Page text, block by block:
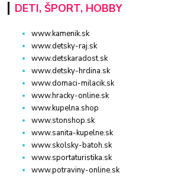
DETI, ŠPORT, HOBBY
www.kamenik.sk
www.detsky-raj.sk
www.detskaradost.sk
www.detsky-hrdina.sk
www.domaci-milacik.sk
www.hracky-online.sk
www.kupelna.shop
www.stonshop.sk
www.sanita-kupelne.sk
www.skolsky-batoh.sk
www.sportaturistika.sk
www.potraviny-online.sk